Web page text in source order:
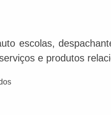
escolas,
e produtos